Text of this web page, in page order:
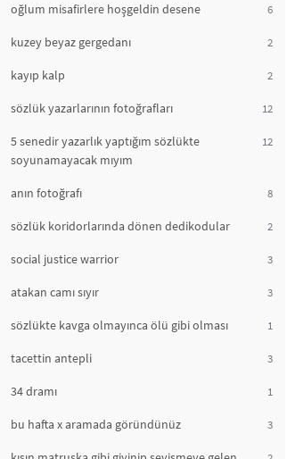
oğlum misafirlere hoşgeldin desene 6
kuzey beyaz gergedanı 2
kayıp kalp 2
sözlük yazarlarının fotoğrafları 12
5 senedir yazarlık yaptığım sözlükte
soyunamayacak mıyım
12
anın fotoğrafı 8
sözlük koridorlarında dönen dedikodular 2
social justice warrior 3
atakan camı sıyır 3
sözlükte kavga olmayınca ölü gibi olması 1
tacettin antepli 3
34 dramı 1
bu hafta x aramada göründünüz 3